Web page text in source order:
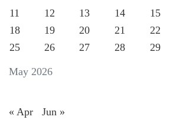
May 2026
11
12 13 14 15
18
19 20 21 22
25
26 27 28 29
« Apr Jun »